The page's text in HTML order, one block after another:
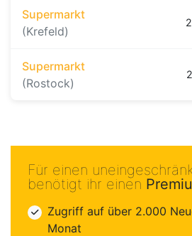
Supermarkt
(Krefeld)
Supermarkt
(Rostock)
Für einen
benötigt ihr einen
Zugriff auf über 2.000
Monat